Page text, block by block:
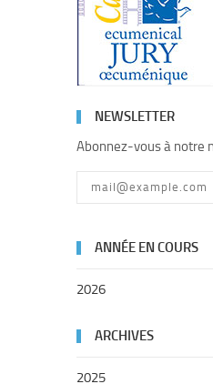
NEWSLETTER
Abonnez-vous à notre
ANNÉE EN COURS
2026
ARCHIVES
2025